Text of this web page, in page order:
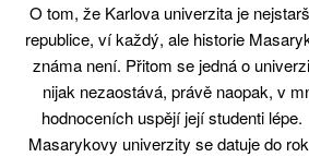
O tom, že Karlova univerzita je
republice, ví každý, ale historie
známa není. Přitom se jedná o
nijak nezaostává, právě naopak, v
hodnoceních uspějí její studenti
Masarykovy univerzity se datuje do